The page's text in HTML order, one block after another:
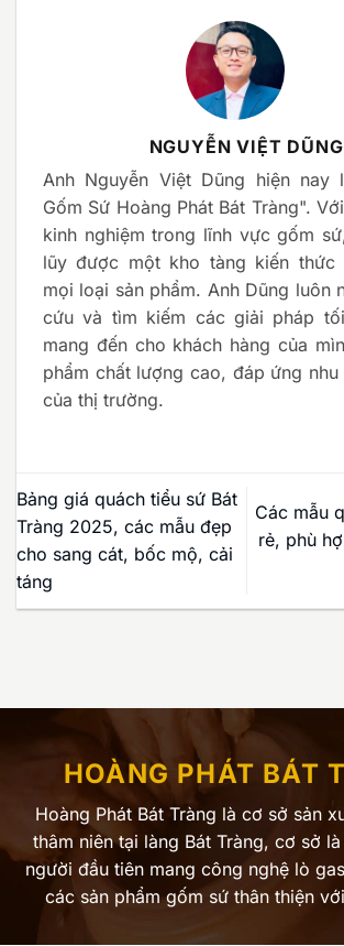
NGUYỄN VIỆT DŨNG
Anh Nguyễn Việt Dũng hiện nay
Gốm Sứ Hoàng Phát Bát Tràng".
kinh nghiệm trong lĩnh vực gốm
lũy được một kho tàng kiến thức
mọi loại sản phẩm. Anh Dũng luôn
cứu và tìm kiếm các giải pháp
mang đến cho khách hàng của
phẩm chất lượng cao, đáp ứng
của thị trường.
Bảng giá quách tiểu sứ Bát
Tràng 2025, các mẫu đẹp
cho sang cát, bốc mộ, cải
táng
Các mẫu
rẻ, phù
HOÀNG PHÁT BÁT
Hoàng Phát Bát Tràng là cơ sở sản
thâm niên tại làng Bát Tràng, cơ sở
người đầu tiên mang công nghệ lò
các sản phẩm gốm sứ thân thiện